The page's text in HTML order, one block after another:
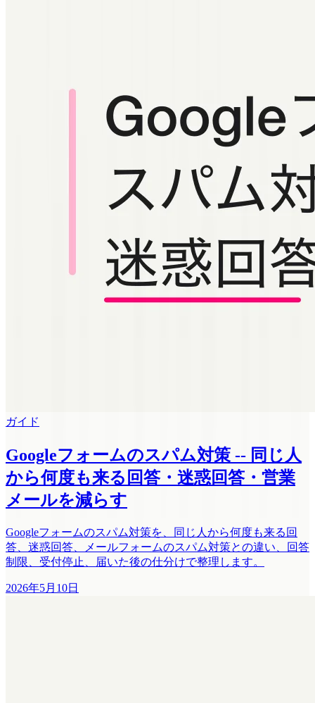
ガイド
Googleフォームのスパム対策 -- 同じ人
から何度も来る回答・迷惑回答・営業
メールを減らす
Googleフォームのスパム対策を、同じ人から何度も来る回
答、迷惑回答、メールフォームのスパム対策との違い、回答
制限、受付停止、届いた後の仕分けで整理します。
2026年5月10日